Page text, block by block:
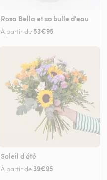
Rosa Bella et sa bulle d'eau
À partir de 53€95
Soleil d'été
À partir de 39€95